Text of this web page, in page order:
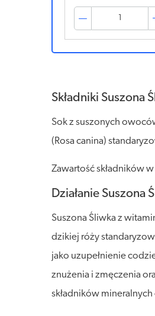
Składniki Suszona
Sok z suszonych
(Rosa canina)
Zawartość składników
Działanie
Suszona Śliwka z
dzikiej róży
jako uzupełnienie
znużenia i zmęczenia
składników